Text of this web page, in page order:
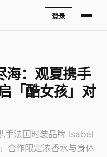
登录
海：观夏携手
「酷女孩」对
手法国时装品牌 Isabel
合作限定浓香水与身体